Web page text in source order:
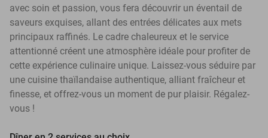
avec soin et passion, vous fera découvrir un éventail de
saveurs exquises, allant des entrées délicates aux mets
principaux raffinés. Le cadre chaleureux et le service
attentionné créent une atmosphère idéale pour profiter de
cette expérience culinaire unique. Laissez-vous séduire par
une cuisine thaïlandaise authentique, alliant fraîcheur et
finesse, et offrez-vous un moment de pur plaisir. Régalez-
vous !